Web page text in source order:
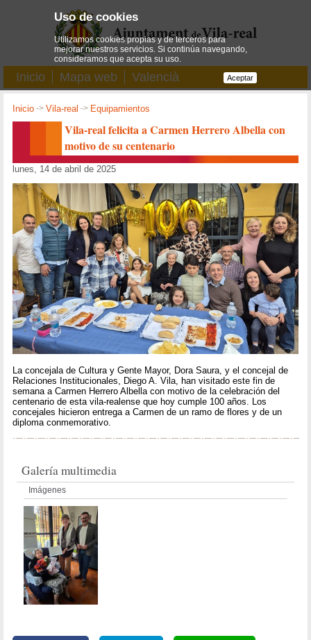
Inicio Mapa web Valencià
Inicio ->Vila-real -> Equipamientos
Vila-real felicita a Carmen Herrero Albella con
motivo de su centenario
lunes, 14 de abril de 2025
La concejala de Cultura y Gente Mayor, Dora Saura, y el concejal de
Relaciones Institucionales, Diego A. Vila, han visitado este fin de
semana a Carmen Herrero Albella con motivo de la celebración del
centenario de esta vila-realense que hoy cumple 100 años. Los
concejales hicieron entrega a Carmen de un ramo de flores y de un
diploma conmemorativo.
Galería multimedia
Imágenes
Uso de cookies
Utilizamos cookies propias y de terceros para
mejorar nuestros servicios. Si continúa navegando,
consideramos que acepta su uso.
Aceptar